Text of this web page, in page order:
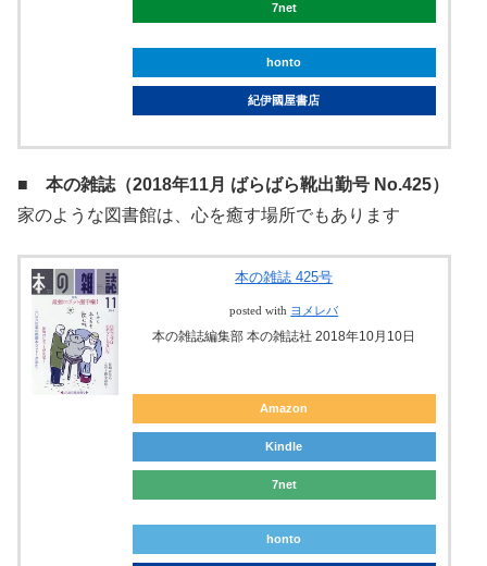
7net
honto
紀伊國屋書店
■ 本の雑誌（2018年11月 ばらばら靴出勤号 No.425）
家のような図書館は、心を癒す場所でもあります
本の雑誌 425号
posted with ヨメレバ
本の雑誌編集部 本の雑誌社 2018年10月10日
Amazon
Kindle
7net
honto